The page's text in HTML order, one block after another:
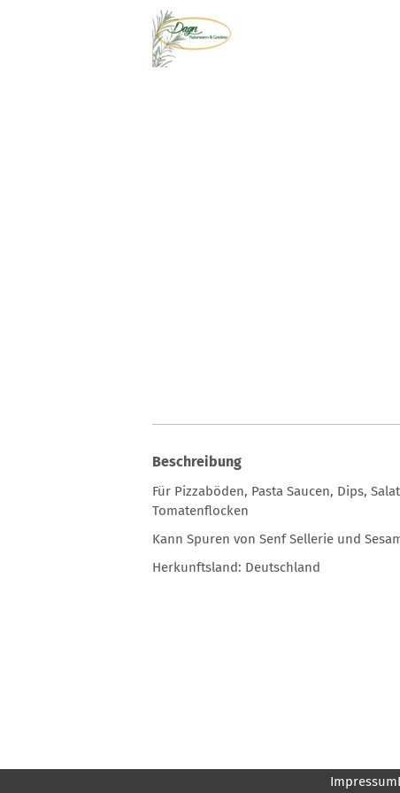
Beschreibung
Für Pizzaböden, Pasta Saucen, Dips,
Tomatenflocken
Kann Spuren von Senf Sellerie und
Herkunftsland: Deutschland
Impressum